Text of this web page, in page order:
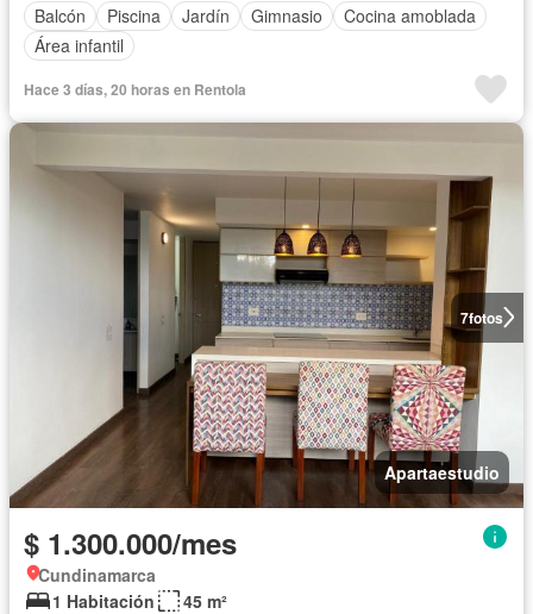
Balcón
Piscina Jardín Gimnasio
Cocina amoblada
Área infantil
Hace 3 días, 20 horas en Rentola
7fotos
Apartaestudio
$ 1.300.000/mes
Cundinamarca
1 Habitación
45 m²